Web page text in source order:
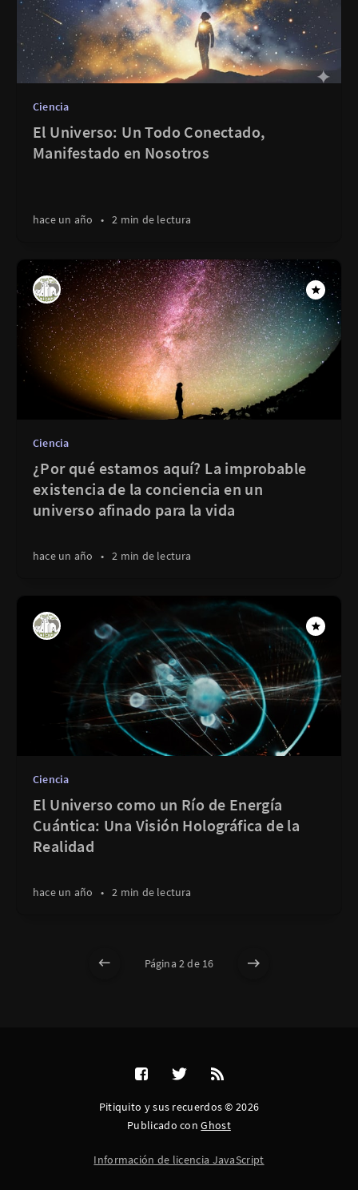
Ciencia
El Universo: Un Todo Conectado,
Manifestado en Nosotros
hace un año • 2 min de lectura
Ciencia
¿Por qué estamos aquí? La improbable
existencia de la conciencia en un
universo afinado para la vida
hace un año • 2 min de lectura
Ciencia
El Universo como un Río de Energía
Cuántica: Una Visión Holográfica de la
Realidad
hace un año • 2 min de lectura
Página 2 de 16
Pitiquito y sus recuerdos © 2026
Publicado conGhost
Información de licencia JavaScript